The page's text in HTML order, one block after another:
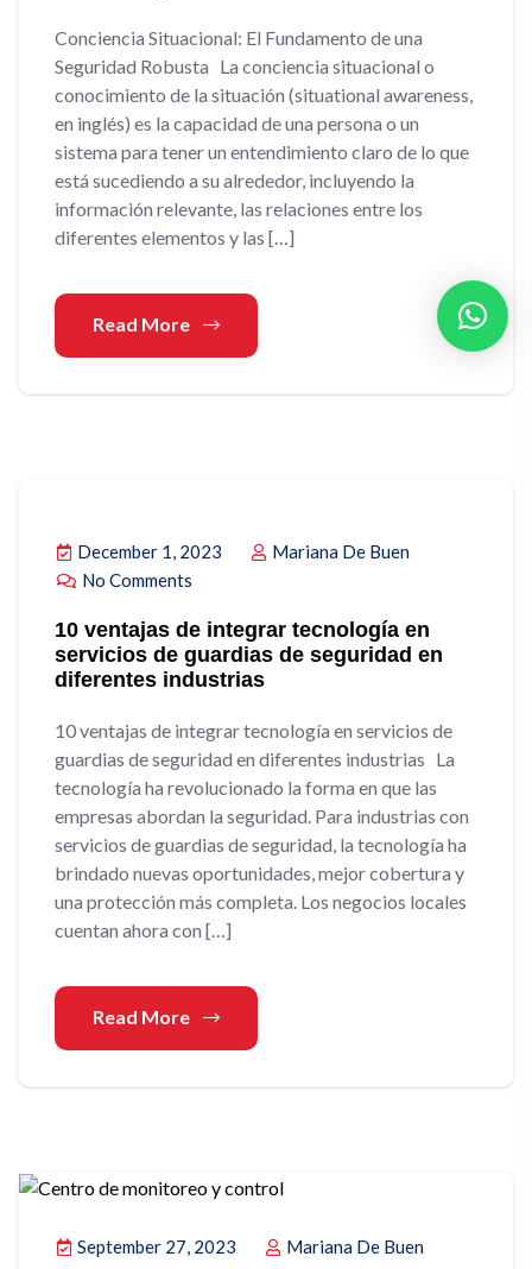
Conciencia Situacional: El Fundamento de una
Seguridad Robusta La conciencia situacional o
conocimiento de la situación (situational awareness,
en inglés) es la capacidad de una persona o un
sistema para tener un entendimiento claro de lo que
está sucediendo a su alrededor, incluyendo la
información relevante, las relaciones entre los
diferentes elementos y las […]
Read More
December 1, 2023
Mariana De Buen
No Comments
10 ventajas de integrar tecnología en
servicios de guardias de seguridad en
diferentes industrias
10 ventajas de integrar tecnología en servicios de
guardias de seguridad en diferentes industrias La
tecnología ha revolucionado la forma en que las
empresas abordan la seguridad. Para industrias con
servicios de guardias de seguridad, la tecnología ha
brindado nuevas oportunidades, mejor cobertura y
una protección más completa. Los negocios locales
cuentan ahora con […]
Read More
September 27, 2023
Mariana De Buen